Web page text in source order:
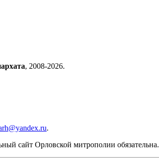
, 2008-2026.
.
сайт Орловской митрополии обязательна.